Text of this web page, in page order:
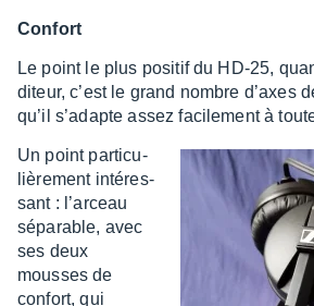
Confort
Le point le plus posi­tif du HD-25,
di­teur, c’est le grand nombre d’axes
qu’il s’adapte assez faci­le­ment à
Un point parti­cu­
liè­re­ment inté­res­
sant : l’ar­ceau
sépa­rable, avec
ses deux
mousses de
confort, qui